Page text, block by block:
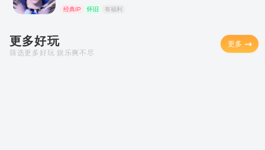
经典IP 怀旧 有福利
更多好玩
筛选更多好玩 娱乐爽不尽
更多